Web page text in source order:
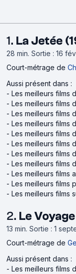
1. La Jetée
28 min. Sortie : 16
Court-métrage de
Aussi présent dans :
- Les meilleurs films
- Les meilleurs films
- Les meilleurs films
- Les meilleurs films
- Les meilleurs films
- Les meilleurs films
- Les meilleurs films
- Les meilleurs films
- Les meilleurs films
- Les meilleurs films
- Les meilleurs films
2. Le
13 min. Sortie : 1
Court-métrage de
Aussi présent dans :
- Les meilleurs films